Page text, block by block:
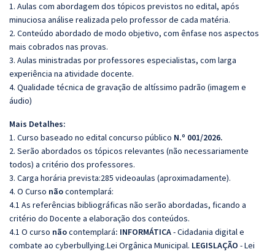
1. Aulas com abordagem dos tópicos previstos no edital, após
minuciosa análise realizada pelo professor de cada matéria.
2. Conteúdo abordado de modo objetivo, com ênfase nos aspectos
mais cobrados nas provas.
3. Aulas ministradas por professores especialistas, com larga
experiência na atividade docente.
4. Qualidade técnica de gravação de altíssimo padrão (imagem e
áudio)
Mais Detalhes:
1. Curso baseado no edital concurso público N.º 001/2026.
2. Serão abordados os tópicos relevantes (não necessariamente
todos) a critério dos professores.
3. Carga horária prevista:285 videoaulas (aproximadamente).
4. O Curso nãocontemplará:
4.1 As referências bibliográficas não serão abordadas, ficando a
critério do Docente a elaboração dos conteúdos.
4.1 O curso nãocontemplará: INFORMÁTICA- Cidadania digital e
combate ao cyberbullying.Lei Orgânica Municipal. LEGISLAÇÃO - Lei